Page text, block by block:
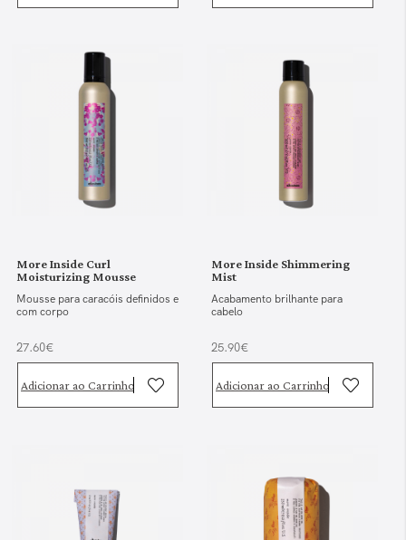
More Inside Curl
Moisturizing Mousse
Mousse para caracóis definidos e
com corpo
27.60€
Adicionar ao Carrinho
More Inside Shimmering
Mist
Acabamento brilhante para
cabelo
25.90€
Adicionar ao Carrinho